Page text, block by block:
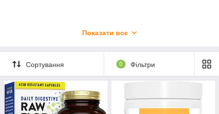
Показати все
Сортування 0 Фільтри